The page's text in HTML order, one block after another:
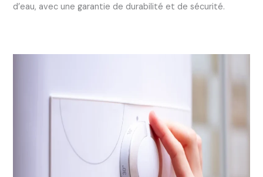
d’eau, avec une garantie de durabilité et de sécurité.